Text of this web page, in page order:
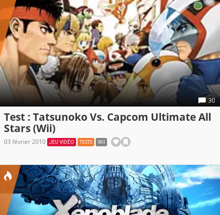
30
Test : Tatsunoko Vs. Capcom Ultimate All
Stars (Wii)
03 février 2010 JEU VIDÉO TESTS WII